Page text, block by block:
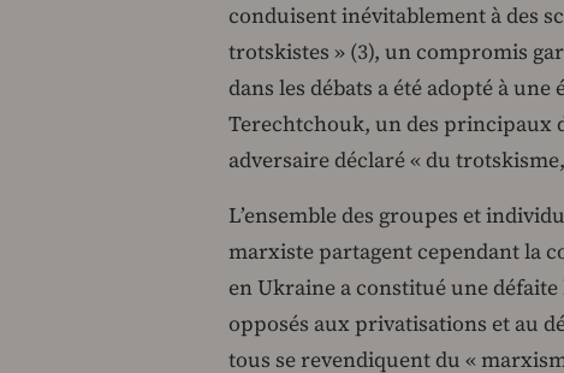
conduisent inévitablement à des
trotskistes » (3), un compromis
dans les débats a été adopté à
Terechtchouk, un des principaux
adversaire déclaré « du
L’ensemble des groupes et
marxiste partagent cependant la
en Ukraine a constitué une
opposés aux privatisations et au
tous se revendiquent du «